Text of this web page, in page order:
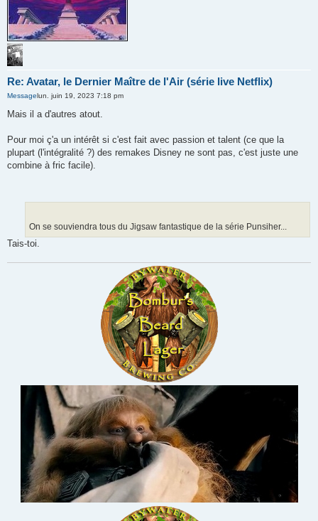
Re: Avatar, le Dernier Maître de l'Air (série live Netflix)
Messagelun. juin 19, 2023 7:18 pm
Mais il a d'autres atout.
Pour moi ç'a un intérêt si c'est fait avec passion et talent (ce que la
plupart (l'intégralité ?) des remakes Disney ne sont pas, c'est juste une
combine à fric facile).
On se souviendra tous du Jigsaw fantastique de la série Punsiher...
Tais-toi.